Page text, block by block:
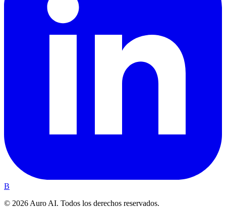
B
© 2026 Auro AI. Todos los derechos reservados.